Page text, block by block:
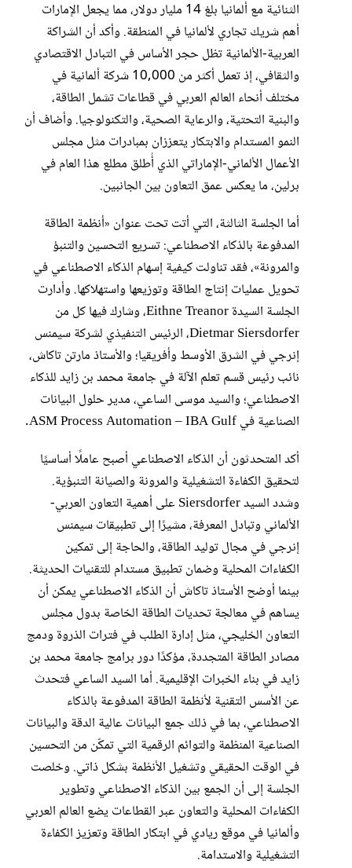
الثنائية مع ألمانيا بلغ 14 مليار دولار، مما يجعل الإمارات
أهم شريك تجاري لألمانيا في المنطقة. وأكد أن الشراكة
العربية-الألمانية تظل حجر الأساس في التبادل الاقتصادي
والثقافي، إذ تعمل أكثر من 10,000 شركة ألمانية في
مختلف أنحاء العالم العربي في قطاعات تشمل الطاقة،
والبنية التحتية، والرعاية الصحية، والتكنولوجيا. وأضاف أن
النمو المستدام والابتكار يتعززان بمبادرات مثل مجلس
الأعمال الألماني-الإماراتي الذي أُطلق مطلع هذا العام في
برلين، ما يعكس عمق التعاون بين الجانبين.
أما الجلسة الثالثة، التي أتت تحت عنوان «أنظمة الطاقة
المدفوعة بالذكاء الاصطناعي: تسريع التحسين والتنبؤ
والمرونة»، فقد تناولت كيفية إسهام الذكاء الاصطناعي في
تحويل عمليات إنتاج الطاقة وتوزيعها واستهلاكها. وأدارت
الجلسة السيدة Eithne Treanor، وشارك فيها كل من
Dietmar Siersdorfer، الرئيس التنفيذي لشركة سيمنس
إنرجي في الشرق الأوسط وأفريقيا؛ والأستاذ مارتن تاكاش،
نائب رئيس قسم تعلم الآلة في جامعة محمد بن زايد للذكاء
الاصطناعي؛ والسيد موسى الساعي، مدير حلول البيانات
الصناعية في ASM Process Automation – IBA Gulf.
أكد المتحدثون أن الذكاء الاصطناعي أصبح عاملًا أساسيًا
لتحقيق الكفاءة التشغيلية والمرونة والصيانة التنبؤية.
وشدد السيد Siersdorfer على أهمية التعاون العربي-
الألماني وتبادل المعرفة، مشيرًا إلى تطبيقات سيمنس
إنرجي في مجال توليد الطاقة، والحاجة إلى تمكين
الكفاءات المحلية وضمان تطبيق مستدام للتقنيات الحديثة.
بينما أوضح الأستاذ تاكاش أن الذكاء الاصطناعي يمكن أن
يساهم في معالجة تحديات الطاقة الخاصة بدول مجلس
التعاون الخليجي، مثل إدارة الطلب في فترات الذروة ودمج
مصادر الطاقة المتجددة، مؤكدًا دور برامج جامعة محمد بن
زايد في بناء الخبرات الإقليمية. أما السيد الساعي فتحدث
عن الأسس التقنية لأنظمة الطاقة المدفوعة بالذكاء
الاصطناعي، بما في ذلك جمع البيانات عالية الدقة والبيانات
الصناعية المنظمة والتوائم الرقمية التي تمكّن من التحسين
في الوقت الحقيقي وتشغيل الأنظمة بشكل ذاتي. وخلصت
الجلسة إلى أن الجمع بين الذكاء الاصطناعي وتطوير
الكفاءات المحلية والتعاون عبر القطاعات يضع العالم العربي
وألمانيا في موقع ريادي في ابتكار الطاقة وتعزيز الكفاءة
التشغيلية والاستدامة.